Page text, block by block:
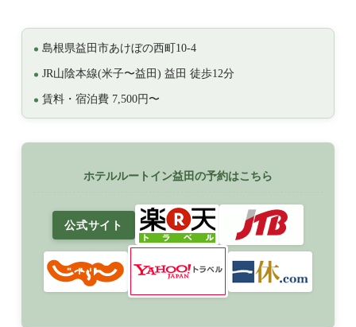
島根県益田市あけぼの西町10-4
JR山陰本線(米子〜益田) 益田 徒歩12分
賃料・宿泊費 7,500円〜
ホテルルートイン益田の予約はこちら
公式サイト